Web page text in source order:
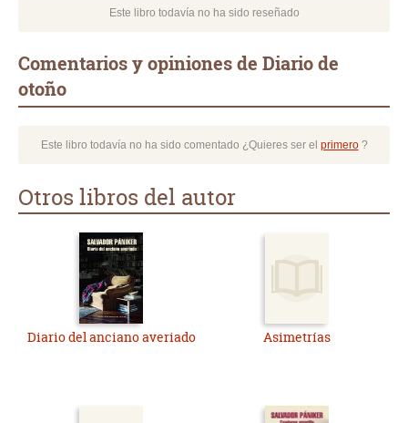
Este libro todavía no ha sido reseñado
Comentarios y opiniones de Diario de
otoño
Este libro todavía no ha sido comentado ¿Quieres ser el primero?
Otros libros del autor
Diario del anciano averiado Asimetrías